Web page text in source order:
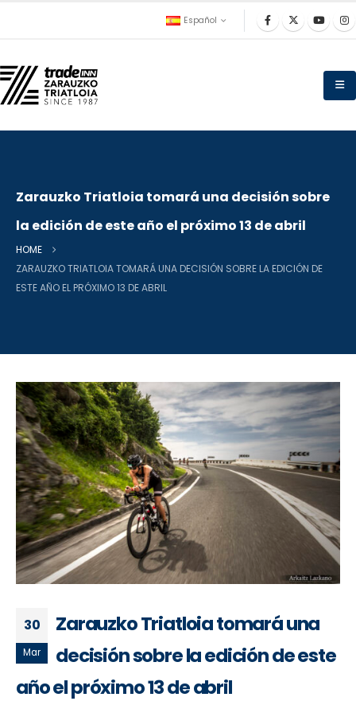
Español
Zarauzko Triatloia tomará una decisión sobre
la edición de este año el próximo 13 de abril
HOME
ZARAUZKO TRIATLOIA TOMARÁ UNA DECISIÓN SOBRE LA EDICIÓN DE
ESTE AÑO EL PRÓXIMO 13 DE ABRIL
30
Mar
Zarauzko Triatloia tomará una
decisión sobre la edición de este
año el próximo 13 de abril